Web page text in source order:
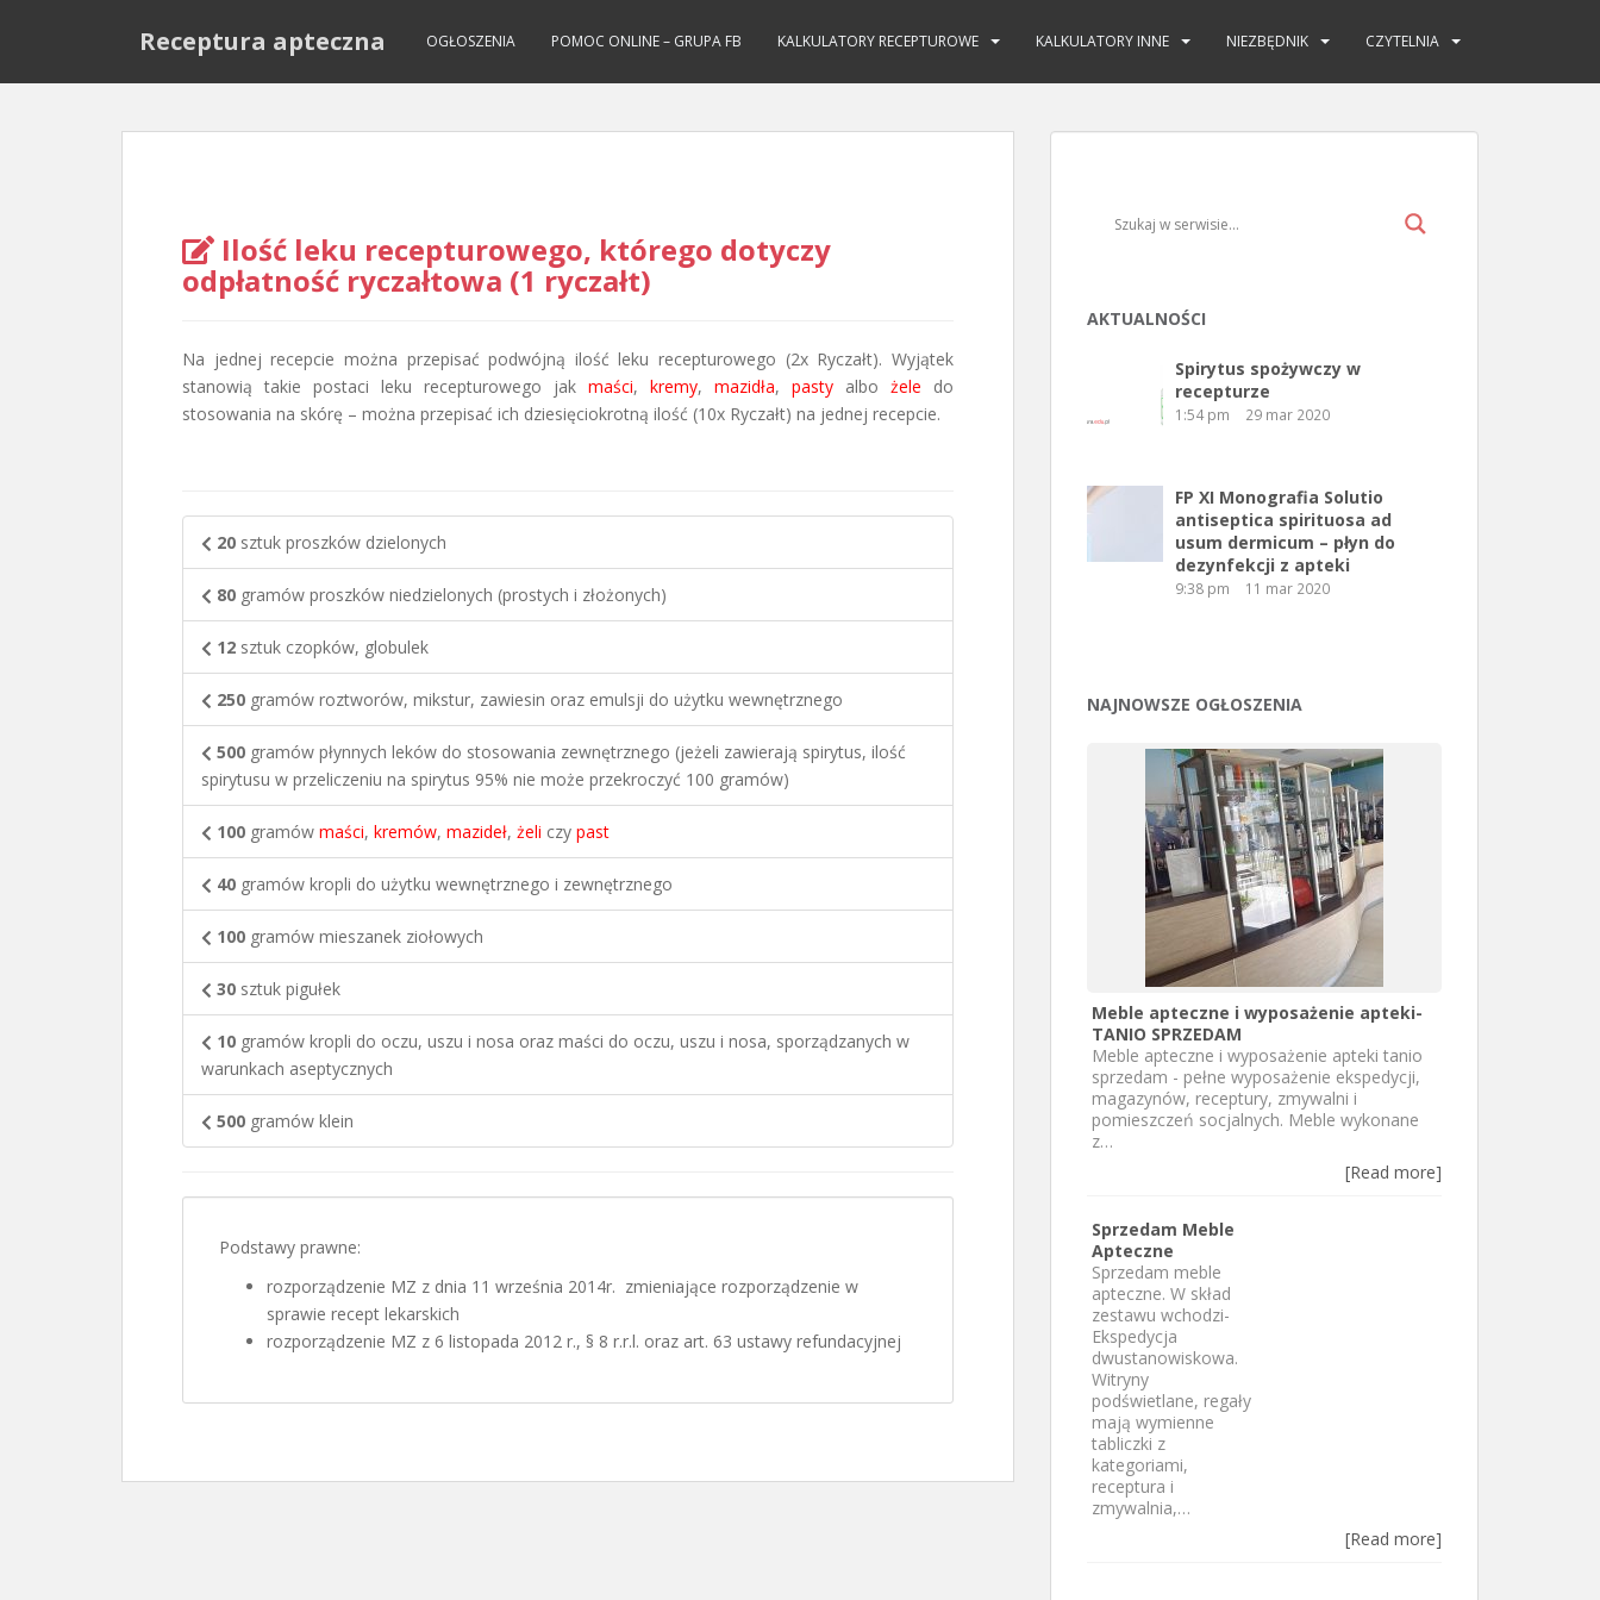
Receptura apteczna OGŁOSZENIA POMOC ONLINE – GRUPA FB KALKULATORY RECEPTUROWE KALKULATORY INNE NIEZBĘDNIK CZYTELNIA
Ilość leku recepturowego, którego dotyczy
odpłatność ryczałtowa (1 ryczałt)
Na jednej recepcie można przepisać podwójną ilość leku recepturowego (2x Ryczałt). Wyjątek
stanowią takie postaci leku recepturowego jak maści, kremy, mazidła, pasty albo żele do
stosowania na skórę – można przepisać ich dziesięciokrotną ilość (10x Ryczałt) na jednej recepcie.
20 sztuk proszków dzielonych
80 gramów proszków niedzielonych (prostych i złożonych)
12 sztuk czopków, globulek
250 gramów roztworów, mikstur, zawiesin oraz emulsji do użytku wewnętrznego
500 gramów płynnych leków do stosowania zewnętrznego (jeżeli zawierają spirytus, ilość
spirytusu w przeliczeniu na spirytus 95% nie może przekroczyć 100 gramów)
100 gramów maści, kremów, mazideł, żeli czy past
40 gramów kropli do użytku wewnętrznego i zewnętrznego
100 gramów mieszanek ziołowych
30 sztuk pigułek
10 gramów kropli do oczu, uszu i nosa oraz maści do oczu, uszu i nosa, sporządzanych w
warunkach aseptycznych
500 gramów klein
Podstawy prawne:
rozporządzenie MZ z dnia 11 września 2014r. zmieniające rozporządzenie w
sprawie recept lekarskich
rozporządzenie MZ z 6 listopada 2012 r., § 8 r.r.l. oraz art. 63 ustawy refundacyjnej
AKTUALNOŚCI
Spirytus spożywczy w
recepturze
1:54 pm 29 mar 2020
FP XI Monografia Solutio
antiseptica spirituosa ad
usum dermicum – płyn do
dezynfekcji z apteki
9:38 pm 11 mar 2020
NAJNOWSZE OGŁOSZENIA
Meble apteczne i wyposażenie apteki-
TANIO SPRZEDAM
Meble apteczne i wyposażenie apteki tanio
sprzedam - pełne wyposażenie ekspedycji,
magazynów, receptury, zmywalni i
pomieszczeń socjalnych. Meble wykonane
z…
[Read more]
Sprzedam Meble
Apteczne
Sprzedam meble
apteczne. W skład
zestawu wchodzi-
Ekspedycja
dwustanowiskowa.
Witryny
podświetlane, regały
mają wymienne
tabliczki z
kategoriami,
receptura i
zmywalnia,…
[Read more]